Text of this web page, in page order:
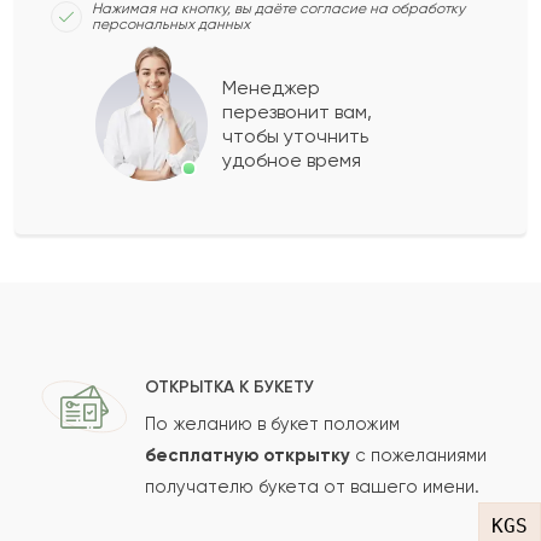
KGS
смотрится
Лена
Красивый ароматный букет! И доставка была
подобрали варианты согласно моих
ожиданий, и доставили в тот же день.
Прифессинальный и чёткий подход. Спасибо
вам большое
Нажимая на кнопку, вы даёте согласие на обработку
персональных данных
Менеджер
перезвонит вам,
чтобы уточнить
удобное время
ОТКРЫТКА К БУКЕТУ
По желанию в букет положим
бесплатную открытку с пожеланиями
получателю букета от вашего имени.